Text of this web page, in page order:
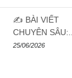
✍️ BÀI VIẾT
CHUYÊN SÂU:...
25/06/2026